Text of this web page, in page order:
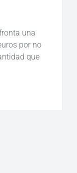
una
por no
que